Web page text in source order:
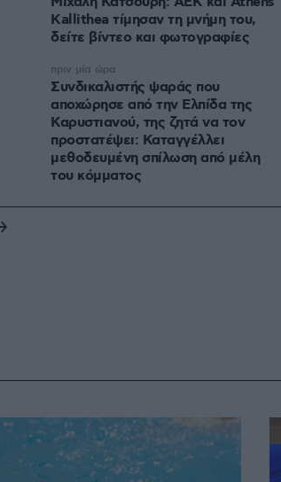
Kallithea τίμησαν τη μνήμη του,
δείτε βίντεο και φωτογραφίες
Συνδικαλιστής ψαράς που
αποχώρησε από την Ελπίδα της
Καρυστιανού, της ζητά να τον
προστατέψει: Καταγγέλλει
μεθοδευμένη σπίλωση από μέλη
του κόμματος
πριν μία ώρα